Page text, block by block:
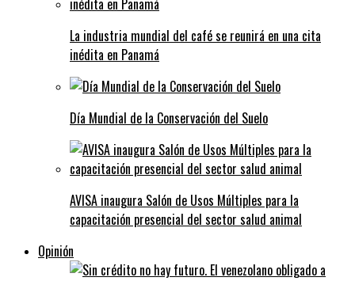
La industria mundial del café se reunirá en una cita
inédita en Panamá
Día Mundial de la Conservación del Suelo
AVISA inaugura Salón de Usos Múltiples para la
capacitación presencial del sector salud animal
Opinión